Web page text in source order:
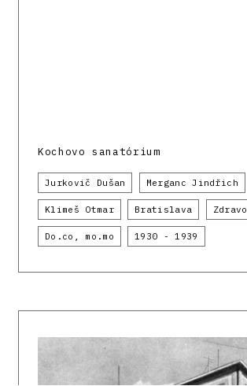
Kochovo sanatórium
Jurkovič Dušan Merganc Jindřich
Klimeš Otmar Bratislava
Do.co, mo.mo 1930 - 1939